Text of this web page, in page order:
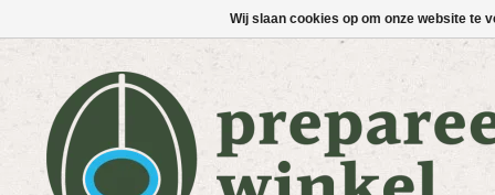
Wij slaan cookies op om onze website te